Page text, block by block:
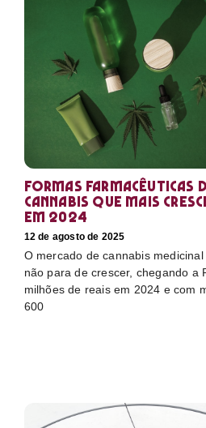
Formas farmacêuticas
cannabis que mais
em 2024
12 de agosto de 2025
O mercado de cannabis
não para de crescer, chegando a
milhões de reais em 2024 e com
600